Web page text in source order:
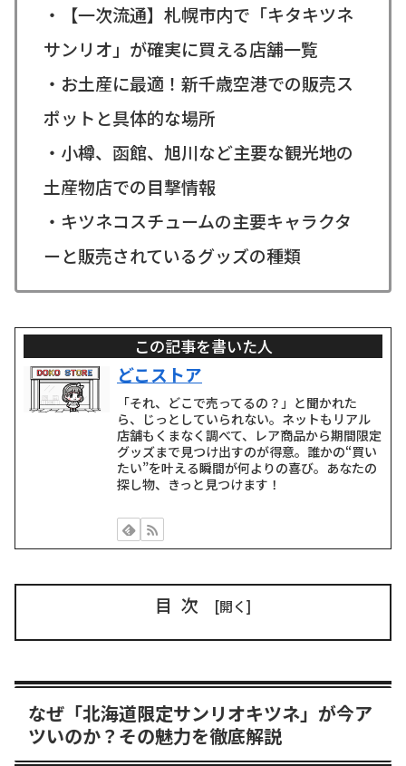
・【一次流通】札幌市内で「キタキツネ
サンリオ」が確実に買える店舗一覧
・お土産に最適！新千歳空港での販売ス
ポットと具体的な場所
・小樽、函館、旭川など主要な観光地の
土産物店での目撃情報
・キツネコスチュームの主要キャラクタ
ーと販売されているグッズの種類
この記事を書いた人
どこストア
「それ、どこで売ってるの？」と聞かれた
ら、じっとしていられない。ネットもリアル
店舗もくまなく調べて、レア商品から期間限定
グッズまで見つけ出すのが得意。誰かの“買い
たい”を叶える瞬間が何よりの喜び。あなたの
探し物、きっと見つけます！
目次
なぜ「北海道限定サンリオキツネ」が今ア
ツいのか？その魅力を徹底解説